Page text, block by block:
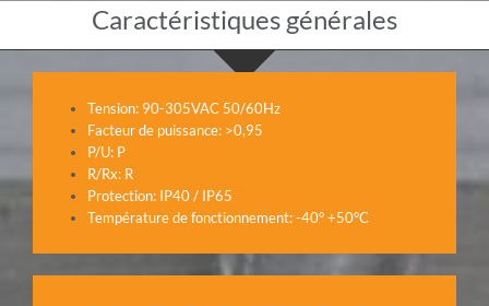
Caractéristiques générales
Tension: 90-305VAC 50/60Hz
Facteur de puissance: >0,95
P/U: P
R/Rx: R
Protection: IP40 / IP65
Température de fonctionnement: -40° +50°C